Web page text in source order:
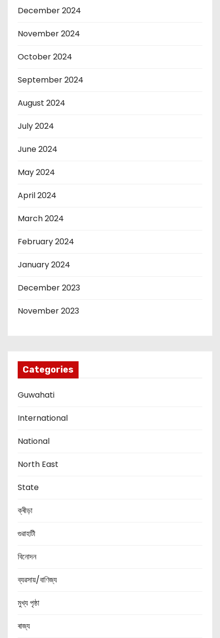
December 2024
November 2024
October 2024
September 2024
August 2024
July 2024
June 2024
May 2024
April 2024
March 2024
February 2024
January 2024
December 2023
November 2023
Categories
Guwahati
International
National
North East
State
ক্ৰীড়া
গুৱাহাটী
বিনোদন
ব্যৱসায়/বাণিজ্য
মুখ্য পৃষ্ঠা
ৰাজ্য